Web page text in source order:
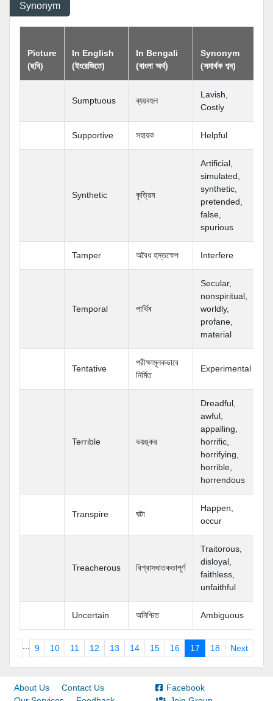
Synonym
Picture
(ছবি)
In English
(ইংরেজিতে)
In Bengali
(বাংলা অর্থ)
Synonym
(সমার্থক শব্দ)
Sumptuous ব্যয়বহুল
Lavish,
Costly
Supportive সহায়ক Helpful
Synthetic কৃত্রিম
Artificial,
simulated,
synthetic,
pretended,
false,
spurious
Tamper অবৈধ হস্তক্ষেপ Interfere
Temporal পার্থিব
Secular,
nonspiritual,
worldly,
profane,
material
Tentative
পরীক্ষামূলকভাবে
নির্মিত
Experimental
Terrible ভয়ঙ্কর
Dreadful,
awful,
appalling,
horrific,
horrifying,
horrible,
horrendous
Transpire ঘটা
Happen,
occur
Treacherous বিশ্বাসঘাতকতাপূর্ণ
Traitorous,
disloyal,
faithless,
unfaithful
Uncertain অনিশ্চিত Ambiguous
9 10 11 12 13 14 15 16 17 18 Next
About Us
Contact Us
Facebook